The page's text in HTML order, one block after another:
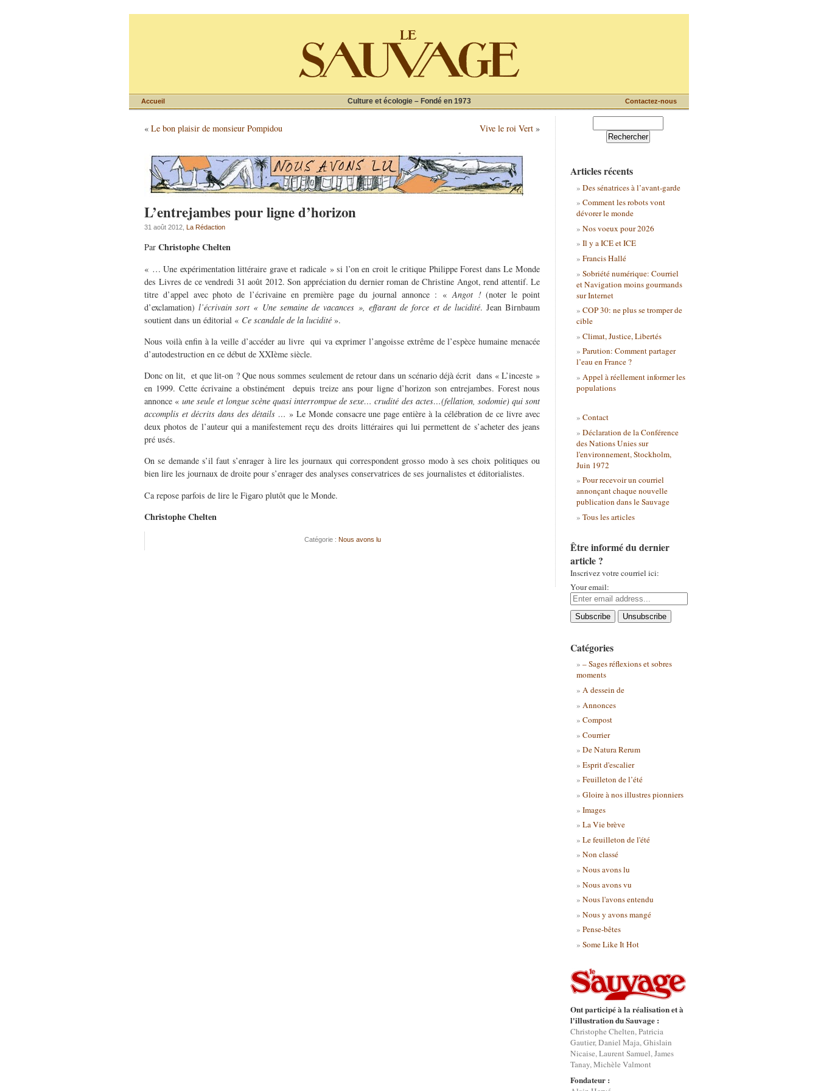
Culture et écologie – Fondé en 1973
Accueil Contactez-nous
« Le bon plaisir de monsieur Pompidou Vive le roi Vert »
L’entrejambes pour ligne d’horizon
31 août 2012, La Rédaction
Par Christophe Chelten
« … Une expérimentation littéraire grave et radicale » si l’on en croit le critique Philippe Forest dans Le Monde
des Livres de ce vendredi 31 août 2012. Son appréciation du dernier roman de Christine Angot, rend attentif. Le
titre d’appel avec photo de l’écrivaine en première page du journal annonce : « Angot !(noter lepoint
d’exclamation)l’écrivain sort « Une semaine de vacances », effarant de force et de lucidité. Jean Birnbaum
soutient dans un éditorial « Ce scandale de la lucidité ».
Nous voilà enfin à la veille d’accéder au livre qui va exprimer l’angoisse extrême de l’espèce humaine menacée
d’autodestruction en ce début de XXIème siècle.
Donc on lit, et que lit-on ? Que nous sommes seulement de retour dans un scénario déjà écrit dans « L’inceste »
en 1999. Cette écrivaine a obstinément depuis treize ans pour ligne d’horizon son entrejambes. Forest nous
annonce «une seule et longue scène quasi interrompue de sexe… crudité des actes…(fellation, sodomie) qui sont
accomplis et décrits dans des détails … » Le Monde consacre une page entière à la célébration de ce livre avec
deux photos de l’auteur qui a manifestement reçu des droits littéraires qui lui permettent de s’acheter des jeans
pré usés.
On se demande s’il faut s’enrager à lire les journaux qui correspondent grosso modo à ses choix politiques ou
bien lire les journaux de droite pour s’enrager des analyses conservatrices de ses journalistes et éditorialistes.
Ca repose parfois de lire le Figaro plutôt que le Monde.
Christophe Chelten
Catégorie : Nous avons lu
Articles récents
Des sénatrices à l’avant-garde
Comment les robots vont
dévorer le monde
Nos voeux pour 2026
Il y a ICE et ICE
Francis Hallé
Sobriété numérique: Courriel
et Navigation moins gourmands
sur Internet
COP 30: ne plus se tromper de
cible
Climat, Justice, Libertés
Parution: Comment partager
l’eau en France ?
Appel à réellement informer les
populations
Contact
Déclaration de la Conférence
des Nations Unies sur
l'environnement, Stockholm,
Juin 1972
Pour recevoir un courriel
annonçant chaque nouvelle
publication dans le Sauvage
Tous les articles
Être informé du dernier
article ?
Inscrivez votre courriel ici:
Your email:
Catégories
– Sages réflexions et sobres
moments
A dessein de
Annonces
Compost
Courrier
De Natura Rerum
Esprit d'escalier
Feuilleton de l’été
Gloire à nos illustres pionniers
Images
La Vie brève
Le feuilleton de l'été
Non classé
Nous avons lu
Nous avons vu
Nous l'avons entendu
Nous y avons mangé
Pense-bêtes
Some Like It Hot
Ont participé à la réalisation et à
l'illustration du Sauvage :
Christophe Chelten, Patricia
Gautier, Daniel Maja, Ghislain
Nicaise, Laurent Samuel, James
Tanay, Michèle Valmont
Fondateur :